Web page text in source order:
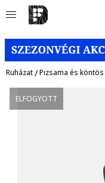
Ruházat/Pizsama és köntös
ELFOGYOTT